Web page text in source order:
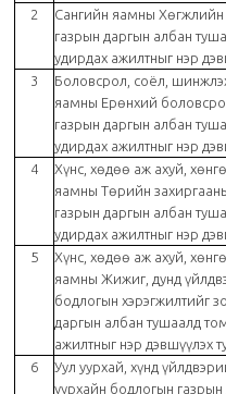
2
Сангийн яамны Хөгжлийн
газрын даргын албан
удирдах ажилтныг нэр
3
Боловсрол, соёл,
яамны Ерөнхий
газрын даргын албан
удирдах ажилтныг нэр
4
Хүнс, хөдөө аж ахуй,
яамны Төрийн
газрын даргын албан
удирдах ажилтныг нэр
5
Хүнс, хөдөө аж ахуй,
яамны Жижиг, дунд
бодлогын хэрэгжилтийг
даргын албан тушаалд
ажилтныг нэр дэвшүүлэх
6
Уул уурхай, хүнд
уурхайн бодлогын